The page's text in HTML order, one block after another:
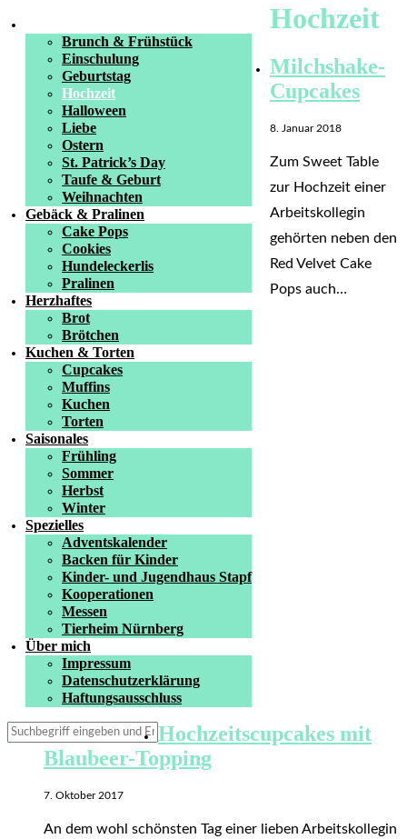
Brunch & Frühstück
Einschulung
Geburtstag
Hochzeit
Halloween
Liebe
Ostern
St. Patrick’s Day
Taufe & Geburt
Weihnachten
Gebäck & Pralinen
Cake Pops
Cookies
Hundeleckerlis
Pralinen
Herzhaftes
Brot
Brötchen
Kuchen & Torten
Cupcakes
Muffins
Kuchen
Torten
Saisonales
Frühling
Sommer
Herbst
Winter
Spezielles
Adventskalender
Backen für Kinder
Kinder- und Jugendhaus Stapf
Kooperationen
Messen
Tierheim Nürnberg
Über mich
Impressum
Datenschutzerklärung
Haftungsausschluss
Hochzeit
Milchshake-
Cupcakes
8. Januar 2018
Zum Sweet Table
zur Hochzeit einer
Arbeitskollegin
gehörten neben den
Red Velvet Cake
Pops auch…
Hochzeitscupcakes mit
Blaubeer-Topping
7. Oktober 2017
An dem wohl schönsten Tag einer lieben Arbeitskollegin